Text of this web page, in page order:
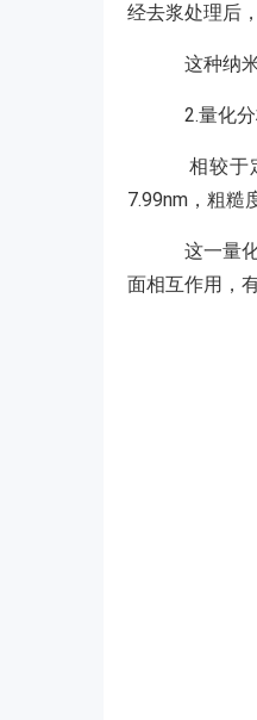
经去浆处理后
这种纳
2.量化分
相较于
7.99nm，粗糙
这一量
面相互作用，